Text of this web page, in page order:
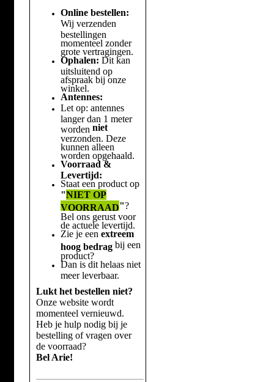
Online bestellen:
Wij verzenden
bestellingen
momenteel zonder
grote vertragingen.
Ophalen: Dit kan
uitsluitend op
afspraak bij onze
winkel.
Antennes:
Let op: antennes
langer dan 1 meter
worden niet
verzonden. Deze
kunnen alleen
worden opgehaald.
Voorraad &
Levertijd:
Staat een product op
"NIET OP
VOORRAAD"?
Bel ons gerust voor
de actuele levertijd.
Zie je een extreem
hoog bedragbij een
product?
Dan is dit helaas niet
meer leverbaar.
Lukt het bestellen niet?
Onze website wordt
momenteel vernieuwd.
Heb je hulp nodig bij je
bestelling of vragen over
de voorraad?
Bel Arie!